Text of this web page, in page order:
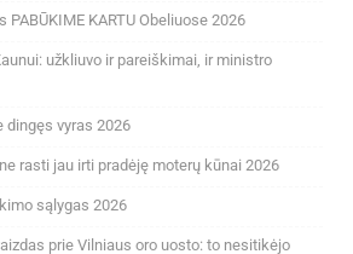
KARTU Obeliuose 2026
užkliuvo ir pareiškimai, ir ministro
dingęs vyras 2026
rasti jau irti pradėję moterų kūnai 2026
sąlygas 2026
prie Vilniaus oro uosto: to nesitikėjo